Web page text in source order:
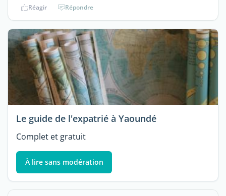
Réagir Répondre
Le guide de l'expatrié à Yaoundé
Complet et gratuit
À lire sans modération